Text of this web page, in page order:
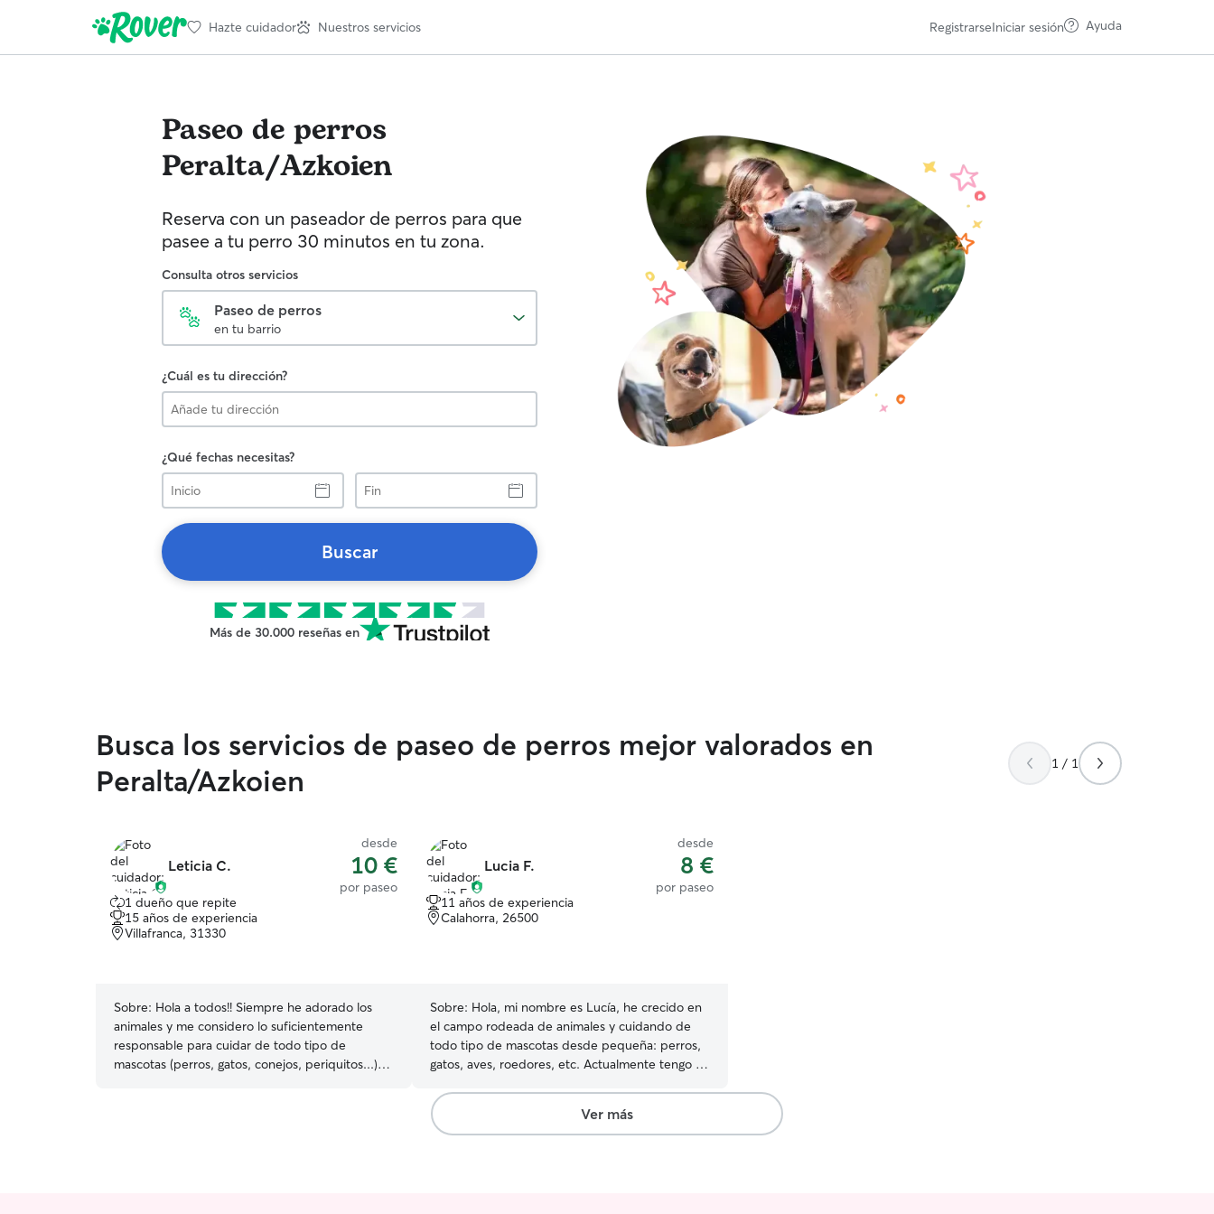
Hazte cuidador Nuestros servicios RegistrarseIniciar sesión Ayuda
Paseo de perros
Peralta/Azkoien
Reserva con un paseador de perros para que
pasee a tu perro 30 minutos en tu zona.
Consulta otros servicios
Paseo de perros
en tu barrio
¿Cuál es tu dirección?
¿Qué fechas necesitas?
Inicio
Fin
Buscar
Más de 30.000 reseñas en
Busca los servicios de paseo de perros mejor valorados en
Peralta/Azkoien
1 / 1
Leticia C.
desde
10 €
por paseo
1 dueño que repite
15 años de experiencia
Villafranca, 31330
Sobre: Hola a todos!! Siempre he adorado los
animales y me considero lo suficientemente
responsable para cuidar de todo tipo de
mascotas (perros, gatos, conejos, periquitos...)
Lucia F.
desde
8 €
por paseo
11 años de experiencia
Calahorra, 26500
Sobre: Hola, mi nombre es Lucía, he crecido en
el campo rodeada de animales y cuidando de
todo tipo de mascotas desde pequeña: perros,
gatos, aves, roedores, etc. Actualmente tengo un
convivido con dos gatos y un conejo en casa de
mi madre. Entiendo perfectamente las rutinas
de los diferentes tipos de animales, con sus
Ver más